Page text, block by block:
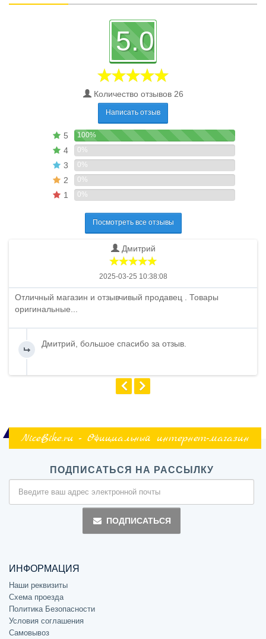
5.0
Количество отзывов 26
Написать отзыв
5 100%
4 0%
3 0%
2 0%
1 0%
Посмотреть все отзывы
Дмитрий
2025-03-25 10:38:08
Отличный магазин и отзывчивый продавец . Товары
оригинальные...
Дмитрий, большое спасибо за отзыв.
NiceBike.ru - Официальный интернет-магазин
ПОДПИСАТЬСЯ НА РАССЫЛКУ
ПОДПИСАТЬСЯ
ИНФОРМАЦИЯ
Наши реквизиты
Схема проезда
Политика Безопасности
Условия соглашения
Самовывоз